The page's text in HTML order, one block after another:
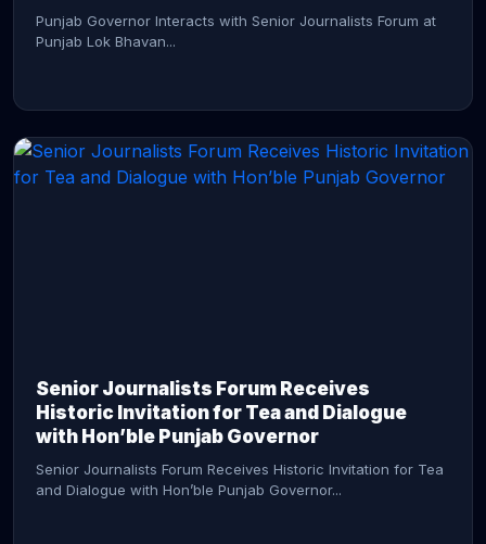
Punjab Governor Interacts with Senior Journalists Forum at
Punjab Lok Bhavan...
Senior Journalists Forum Receives
Historic Invitation for Tea and Dialogue
with Hon’ble Punjab Governor
Senior Journalists Forum Receives Historic Invitation for Tea
and Dialogue with Hon’ble Punjab Governor...